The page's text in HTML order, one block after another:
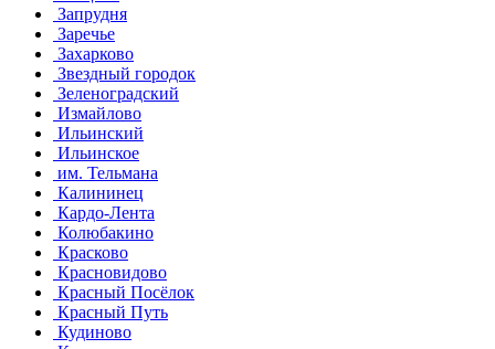
Запрудня
Заречье
Захарково
Звездный городок
Зеленоградский
Измайлово
Ильинский
Ильинское
им. Тельмана
Калининец
Кардо-Лента
Колюбакино
Красково
Красновидово
Красный Посёлок
Красный Путь
Кудиново